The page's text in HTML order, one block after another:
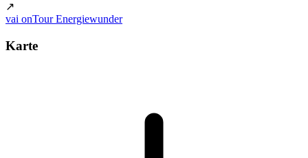
↗
vai onTour Energiewunder
Karte